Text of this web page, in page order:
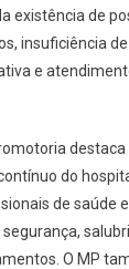
existência de
insuficiência
e
destaca
do
de saúde
O MP